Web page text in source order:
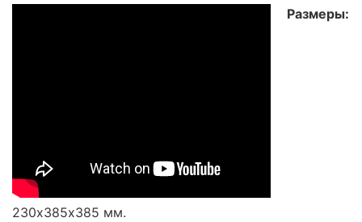
Размеры:
230х385х385 мм.